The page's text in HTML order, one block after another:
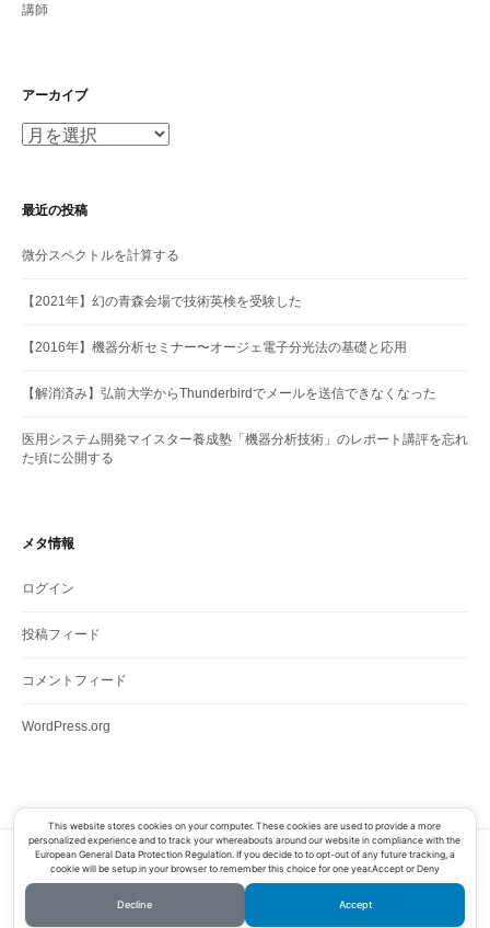
講師
アーカイブ
ア
ブ
最近の投稿
微分スペクトルを計算する
【2021年】幻の青森会場で技術英検を受験した
【2016年】機器分析セミナー〜オージェ電子分光法の基礎と応用
【解消済み】弘前大学からThunderbirdでメールを送信できなくなった
医用システム開発マイスター養成塾「機器分析技術」のレポート講評を忘れ
た頃に公開する
メタ情報
ログイン
投稿フィード
コメントフィード
WordPress.org
Copyright 2019 ANDO, Satoshi
This website stores cookies on your computer. These cookies are used to provide a more
personalized experience and to track your whereabouts around our website in compliance with the
European General Data Protection Regulation. If you decide to to opt-out of any future tracking, a
cookie will be setup in your browser to remember this choice for one year.Accept or Deny
Decline Accept